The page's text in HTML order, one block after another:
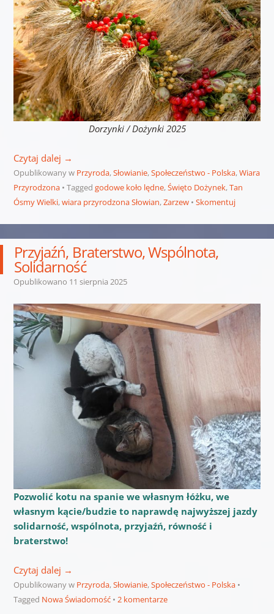
Dorzynki / Dożynki 2025
Czytaj dalej →
Opublikowany w Przyroda,Słowianie,Społeczeństwo - Polska,Wiara
Przyrodzona
Tagged godowe koło lędne,Święto Dożynek,Tan
Ósmy Wielki,wiara przyrodzona Słowian,Zarzew Skomentuj
Przyjaźń, Braterstwo, Wspólnota,
Solidarność
Opublikowano 11 sierpnia 2025
Pozwolić kotu na spanie we własnym łóżku, we
własnym kącie/budzie to naprawdę najwyższej jazdy
solidarność, wspólnota, przyjaźń, równość i
braterstwo!
Czytaj dalej →
Opublikowany w Przyroda,Słowianie,Społeczeństwo - Polska
Tagged Nowa Świadomość 2 komentarze